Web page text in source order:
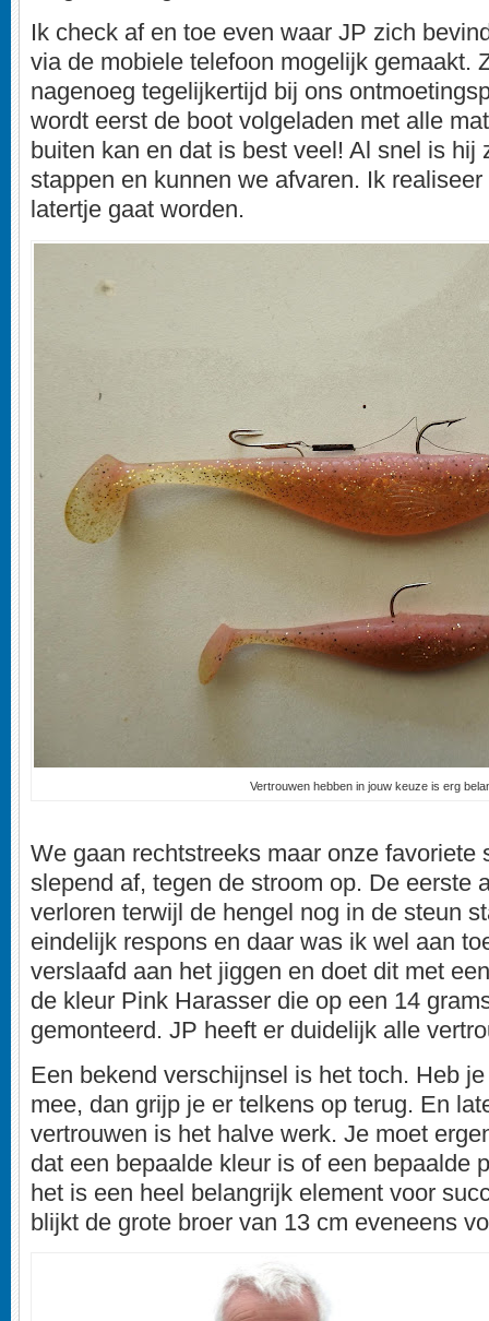
Ik check af en toe even waar JP zich
via de mobiele telefoon mogelijk gemaakt.
nagenoeg tegelijkertijd bij ons
wordt eerst de boot volgeladen met alle
buiten kan en dat is best veel! Al snel is hij
stappen en kunnen we afvaren. Ik
latertje gaat worden.
Vertrouwen hebben in jouw keuze is erg
We gaan rechtstreeks maar onze favoriete
slepend af, tegen de stroom op. De eerste
verloren terwijl de hengel nog in de steun
eindelijk respons en daar was ik wel aan
verslaafd aan het jiggen en doet dit met
de kleur Pink Harasser die op een 14
gemonteerd. JP heeft er duidelijk alle
Een bekend verschijnsel is het toch. Heb
mee, dan grijp je er telkens op terug. En
vertrouwen is het halve werk. Je moet
dat een bepaalde kleur is of een bepaalde
het is een heel belangrijk element voor
blijkt de grote broer van 13 cm eveneens